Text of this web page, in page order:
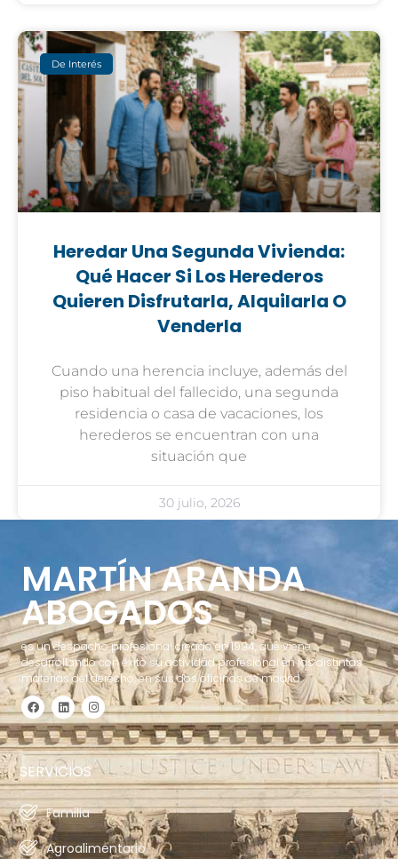
De Interés
Heredar Una Segunda Vivienda:
Qué Hacer Si Los Herederos
Quieren Disfrutarla, Alquilarla O
Venderla
Cuando una herencia incluye, además del
piso habitual del fallecido, una segunda
residencia o casa de vacaciones, los
herederos se encuentran con una
situación que
30 julio, 2026
MARTÍN ARANDA
ABOGADOS
es un despacho profesional creado en 1994, que viene
desarrollando con éxito su actividad profesional en las distintas
materias del derecho, en sus dos oficinas de madrid.
SERVICIOS
Familia
Agroalimentario